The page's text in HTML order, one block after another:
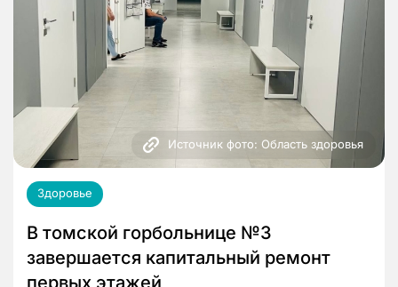
Источник фото: Область здоровья
Здоровье
В томской горбольнице №3
завершается капитальный ремонт
первых этажей